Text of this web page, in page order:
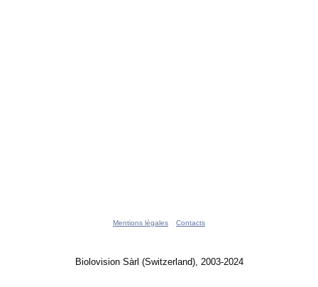
Mentions légales Contacts
Biolovision Sàrl (Switzerland), 2003-2024